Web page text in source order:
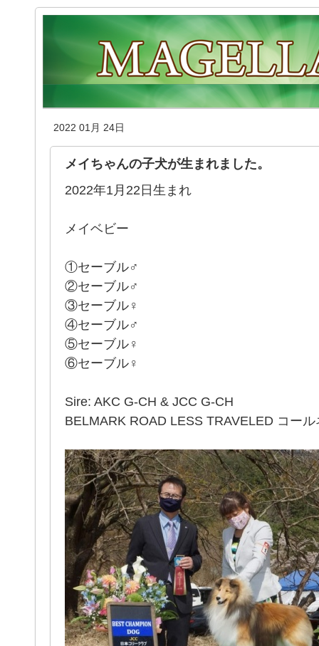
2022 01月 24日
メイちゃんの子犬が生まれました。
2022年1月22日生まれ
メイベビー
①セーブル♂
②セーブル♂
③セーブル♀
④セーブル♂
⑤セーブル♀
⑥セーブル♀
Sire: AKC G-CH & JCC G-CH
BELMARK ROAD LESS TRAVELED コー